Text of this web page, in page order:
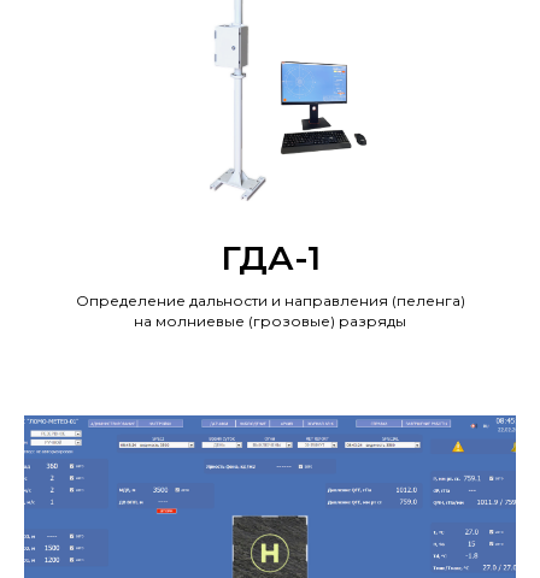
ГДА-1
Определение дальности и направления (пеленга)
на молниевые (грозовые) разряды